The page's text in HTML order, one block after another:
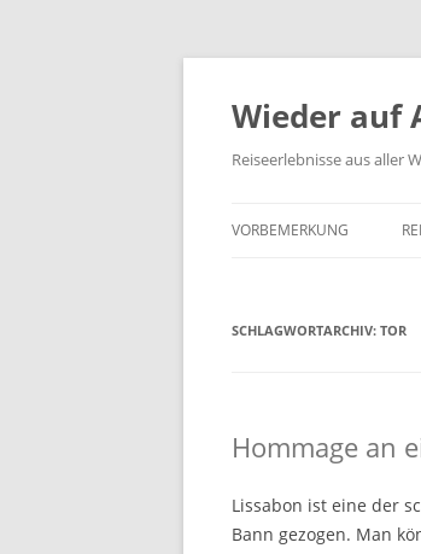
Wieder auf
Reiseerlebnisse aus aller
VORBEMERKUNG
SCHLAGWORTARCHIV: TOR
Hommage an
Lissabon ist eine der
Bann gezogen. Man